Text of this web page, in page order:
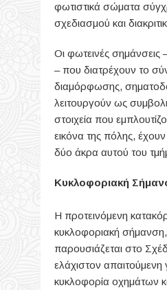
φωτιστικά σώματα
σχεδιασμού και
Οι φωτεινές σημάνσεις
– που διατρέχουν το
διαμόρφωσης,
λειτουργούν ως
στοιχεία που
εικόνα της πόλης,
δύο άκρα αυτού του
Κυκλοφοριακή
Η προτεινόμενη
κυκλοφοριακή
παρουσιάζεται στο
ελάχιστον
κυκλοφορία οχημάτων